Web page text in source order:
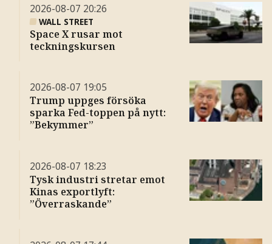
2026-08-07 20:26
WALL STREET
Space X rusar mot
teckningskursen
2026-08-07 19:05
Trump uppges försöka
sparka Fed-toppen på nytt:
”Bekymmer”
2026-08-07 18:23
Tysk industri stretar emot
Kinas exportlyft:
”Överraskande”